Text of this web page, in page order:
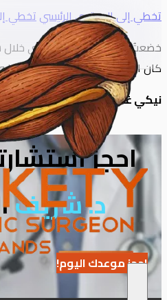
تخطي إلى المحتوى الرئيسيتخطي
خضعتُ لعملية جراحية في يدي خلال
كان الدكتور النقيطي لطيفًا
نيكي غالاغر
احجز
د. شريف
احجز موعدك اليوم!